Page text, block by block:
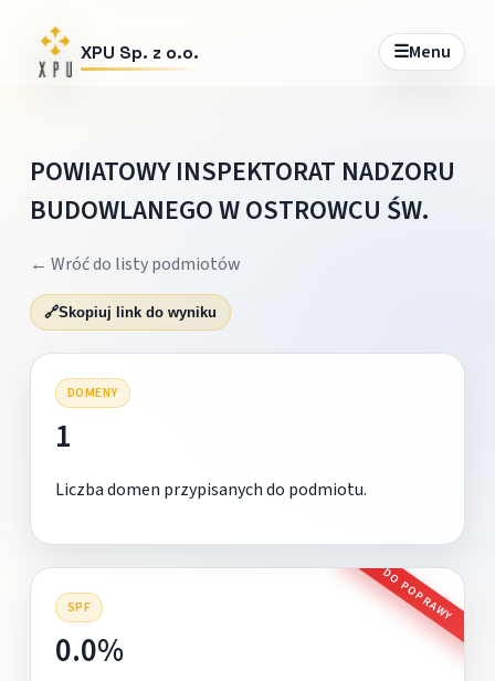
XPU Sp. z o.o. ☰Menu
POWIATOWY INSPEKTORAT NADZORU
BUDOWLANEGO W OSTROWCU ŚW.
← Wróć do listy podmiotów
🔗Skopiuj link do wyniku
DOMENY
1
Liczba domen przypisanych do podmiotu.
SPF DO POPRAWY
0.0%